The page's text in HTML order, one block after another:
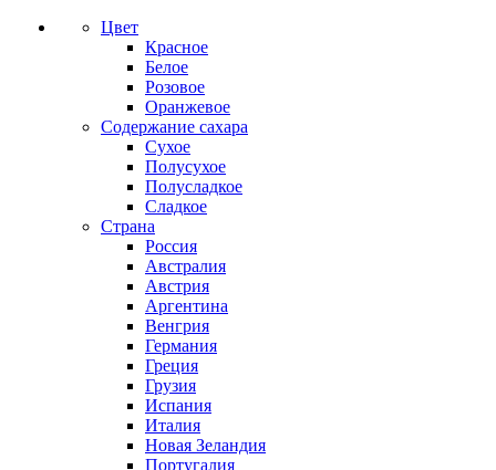
Цвет
Красное
Белое
Розовое
Оранжевое
Содержание сахара
Сухое
Полусухое
Полусладкое
Сладкое
Страна
Россия
Австралия
Австрия
Аргентина
Венгрия
Германия
Греция
Грузия
Испания
Италия
Новая Зеландия
Португалия